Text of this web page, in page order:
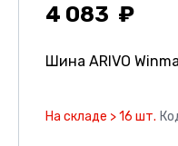
4 083
Шина ARIVO
На складе > 16 шт.